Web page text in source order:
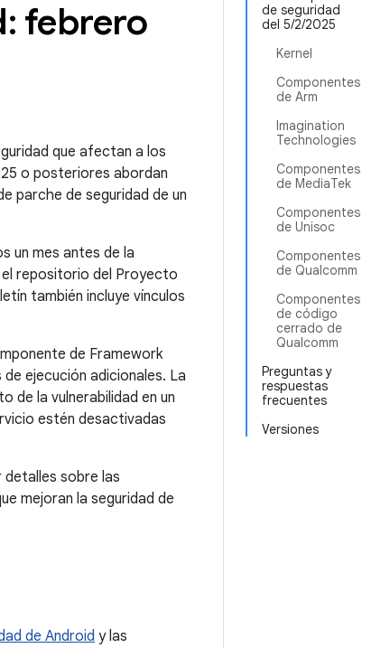
de seguridad
del 5/2/2025
Kernel
Componentes
de Arm
Imagination
Technologies
Componentes
de MediaTek
Componentes
de Unisoc
Componentes
de Qualcomm
Componentes
de código
cerrado de
Qualcomm
Preguntas y
respuestas
frecuentes
Versiones
febrero
que afectan a los
o posteriores abordan
parche de seguridad de un
un mes antes de la
repositorio del Proyecto
también incluye vínculos
de Framework
ejecución adicionales. La
de la vulnerabilidad en un
estén desactivadas
sobre las
mejoran la seguridad de
de Android y las